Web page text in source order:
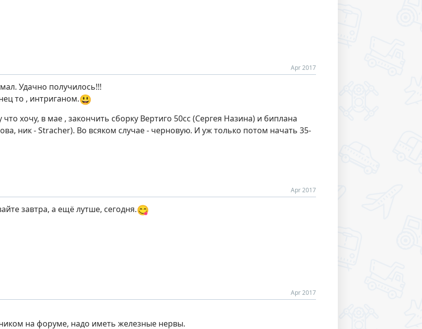
Apr 2017
Удачно получилось!!!
то , интриганом.😃
хочу, в мае , закончить сборку Вертиго 50сс (Сергея Назина) и биплана
ник - Stracher). Во всяком случае - черновую. И уж только потом начать 35-
Apr 2017
завтра, а ещё лутше, сегодня.😋
Apr 2017
на форуме, надо иметь железные нервы.